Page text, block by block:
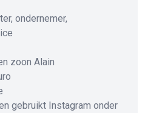
ondernemer,
zoon Alain
gebruikt Instagram onder